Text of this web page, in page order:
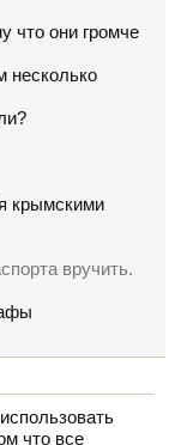
что они громче
несколько
крымскими
вручить.
что все